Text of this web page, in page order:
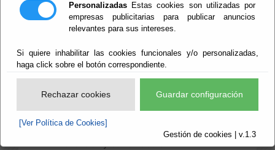
Personalizadas Estas cookies son utilizadas por
empresas publicitarias para publicar anuncios
relevantes para sus intereses.
Si quiere inhabilitar las cookies funcionales y/o personalizadas,
haga click sobre el botón correspondiente.
Rechazar cookies Guardar configuración
[Ver Política de Cookies]
Gestión de cookies | v.1.3
Atender las necesidades de carácter instrumental
de las dependencias de la Diputación de Almería
de carácter finalista en las materias de:
Archivo y Biblioteca.
BOP y publicaciones.
Patrimonio y contratación.
Recursos humanos.